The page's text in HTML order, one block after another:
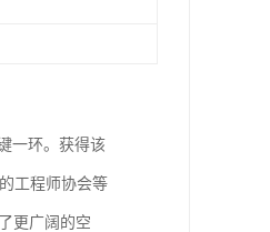
一环。获得该
工程师协会等
更广阔的空